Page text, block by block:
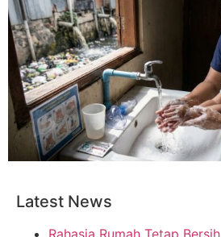
Latest News
Rahasia Rumah Tetap Bersih